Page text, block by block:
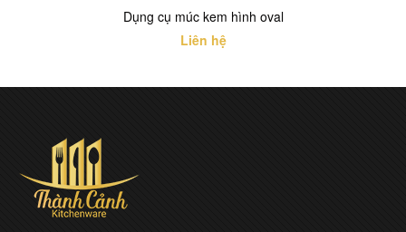
Dụng cụ múc kem hình oval
Liên hệ